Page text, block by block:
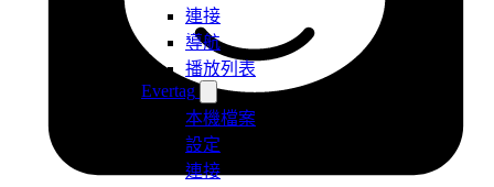
連接
導航
播放列表
Evertag
本機檔案
設定
連接